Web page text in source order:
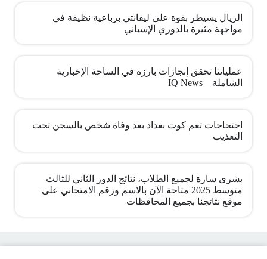
الريال يسيطر بقوة على ليفانتي برباعية نظيفة في
مواجهة مثيرة بالدوري الإسباني
عملياتنا تحقق إنجازات بارزة في الساحة الإخبارية
الشاملة – IQ News
احتجاجات تعم كوت بغداد بعد وفاة شخص بالسجن تحت
التعذيب
بشرى سارة لجميع الطلاب، نتائج الدور الثاني للثالث
متوسط 2025 متاحة الآن بالاسم ورقم الامتحاني على
موقع نتائجنا بجميع المحافظات